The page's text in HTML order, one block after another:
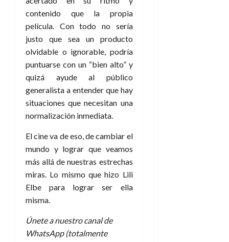
contenido que la propia
película. Con todo no sería
justo que sea un producto
olvidable o ignorable, podría
puntuarse con un “bien alto” y
quizá ayude al público
generalista a entender que hay
situaciones que necesitan una
normalización inmediata.
El cine va de eso, de cambiar el
mundo y lograr que veamos
más allá de nuestras estrechas
miras. Lo mismo que hizo Lili
Elbe para lograr ser ella
misma.
Únete a nuestro canal de
WhatsApp (totalmente